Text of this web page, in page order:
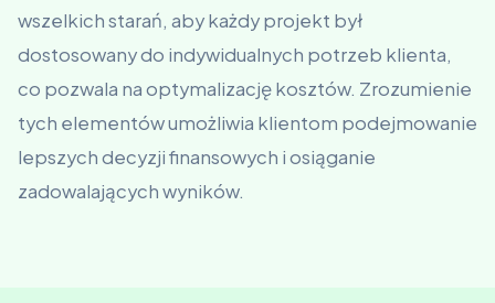
wszelkich starań, aby każdy projekt był
dostosowany do indywidualnych potrzeb klienta,
co pozwala na optymalizację kosztów. Zrozumienie
tych elementów umożliwia klientom podejmowanie
lepszych decyzji finansowych i osiąganie
zadowalających wyników.